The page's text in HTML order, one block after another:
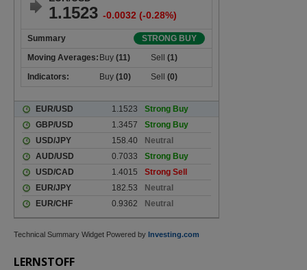
Technical Summary Widget Powered by Investing.com
LERNSTOFF